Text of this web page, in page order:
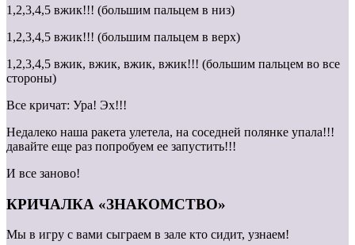
1,2,3,4,5 вжик!!! (большим пальцем в низ)
1,2,3,4,5 вжик!!! (большим пальцем в верх)
1,2,3,4,5 вжик, вжик, вжик, вжик!!! (большим пальцем во все
стороны)
Все кричат: Ура! Эх!!!
Недалеко наша ракета улетела, на соседней полянке упала!!!
давайте еще раз попробуем ее запустить!!!
И все заново!
КРИЧАЛКА «ЗНАКОМСТВО»
Мы в игру с вами сыграем в зале кто сидит, узнаем!